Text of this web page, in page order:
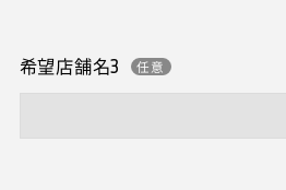
希望店舗名3